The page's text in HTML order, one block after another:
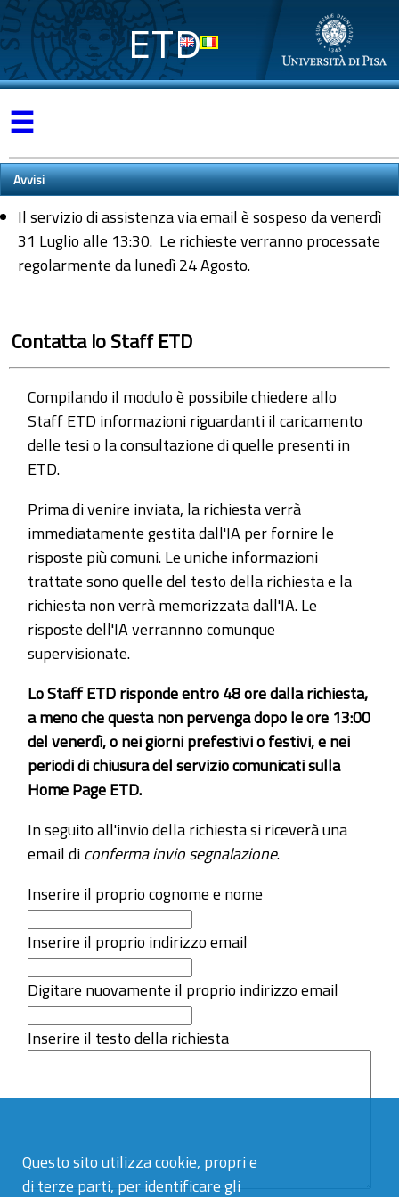
Questo sito utilizza cookie, propri e
di terze parti, per identificare gli
ETD
☰
Avvisi
Il servizio di assistenza via email è sospeso da venerdì
31 Luglio alle 13:30. Le richieste verranno processate
regolarmente da lunedì 24 Agosto.
Contatta lo Staff ETD
Compilando il modulo è possibile chiedere allo
Staff ETD informazioni riguardanti il caricamento
delle tesi o la consultazione di quelle presenti in
ETD.
Prima di venire inviata, la richiesta verrà
immediatamente gestita dall'IA per fornire le
risposte più comuni. Le uniche informazioni
trattate sono quelle del testo della richiesta e la
richiesta non verrà memorizzata dall'IA. Le
risposte dell'IA verrannno comunque
supervisionate.
Lo Staff ETD risponde entro 48 ore dalla richiesta,
a meno che questa non pervenga dopo le ore 13:00
del venerdì, o nei giorni prefestivi o festivi, e nei
periodi di chiusura del servizio comunicati sulla
Home Page ETD.
In seguito all'invio della richiesta si riceverà una
email diconferma invio segnalazione.
Inserire il proprio cognome e nome
Inserire il proprio indirizzo email
Digitare nuovamente il proprio indirizzo email
Inserire il testo della richiesta